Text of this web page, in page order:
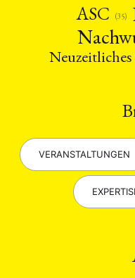
ASC
(35)
Neuzeitliches
VERANSTALTUNGEN